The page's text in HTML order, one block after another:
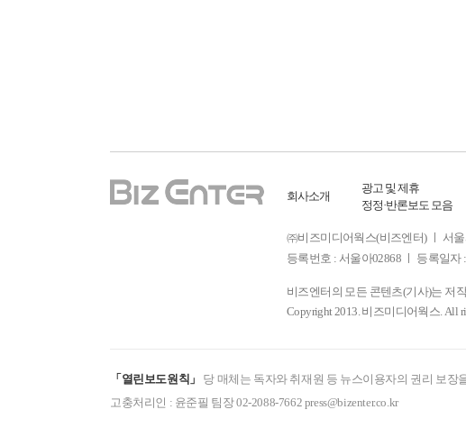
회사소개
광고 및 제휴
정정·반론보도 모음
㈜비즈미디어웍스(비즈엔터) ㅣ 서울
등록번호 : 서울아02868 ㅣ 등록일자
비즈엔터의 모든 콘텐츠(기사)는 저
Copyright 2013. 비즈미디어웍스. All
「열린보도원칙」
당 매체는 독자와 취재원 등 뉴스이용자의 권리 보
고충처리인 : 윤준필 팀장 02-2088-7662 press@bizenter.co.kr